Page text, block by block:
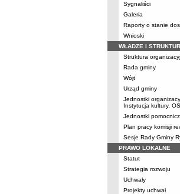
Sygnaliści
Galeria
Raporty o stanie
Wnioski
WŁADZE I
Struktura
Rada gminy
Wójt
Urząd gminy
Jednostki
Instytucja kultury,
Jednostki
Plan pracy komisji
Sesje Rady Gminy
PRAWO LOKALNE
Statut
Strategia rozwoju
Uchwały
Projekty uchwał